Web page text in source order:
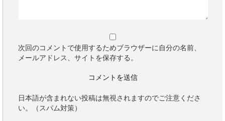
次回のコメントで使用するためブラウザーに自分の名前、
メールアドレス、サイトを保存する。
日本語が含まれない投稿は無視されますのでご注意くださ
い。（スパム対策）